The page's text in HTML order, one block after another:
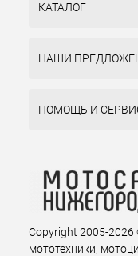
КАТАЛОГ
НАШИ
ПОМОЩЬ И
Copyright 2005-
мототехники,